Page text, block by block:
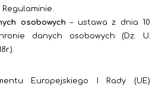
osobowych – ustawa z dnia 10
danych osobowych (Dz. U.
Europejskiego I Rady (UE)